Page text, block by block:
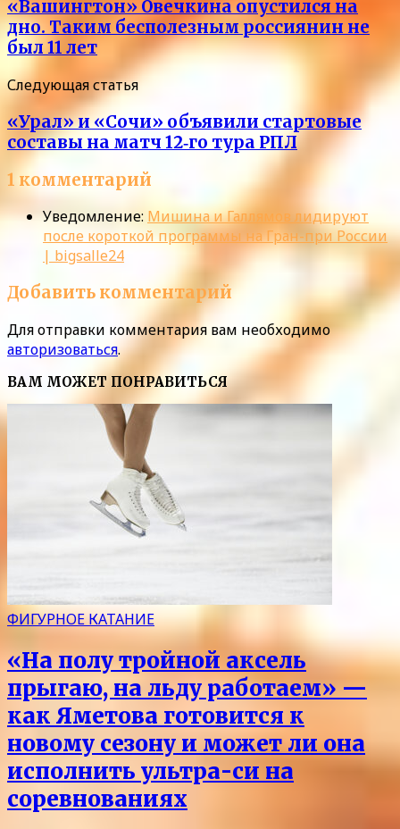
«Вашингтон» Овечкина опустился на
дно. Таким бесполезным россиянин не
был 11 лет
Следующая статья
«Урал» и «Сочи» объявили стартовые
составы на матч 12‑го тура РПЛ
1 комментарий
Уведомление: Мишина и Галлямов лидируют
после короткой программы на Гран-при России
| bigsalle24
Добавить комментарий
Для отправки комментария вам необходимо
авторизоваться.
ВАМ МОЖЕТ ПОНРАВИТЬСЯ
ФИГУРНОЕ КАТАНИЕ
«На полу тройной аксель
прыгаю, на льду работаем» —
как Яметова готовится к
новому сезону и может ли она
исполнить ультра-си на
соревнованиях